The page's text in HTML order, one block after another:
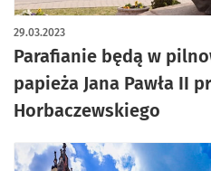
Parafianie będą w
papieża Jana Pawła II
Horbaczewskiego
29.03.2023